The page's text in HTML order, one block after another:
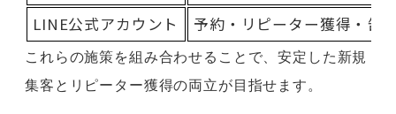
LINE公式アカウント
予約・リピーター獲得・告
これらの施策を組み合わせることで、安定した新規
集客とリピーター獲得の両立が目指せます。